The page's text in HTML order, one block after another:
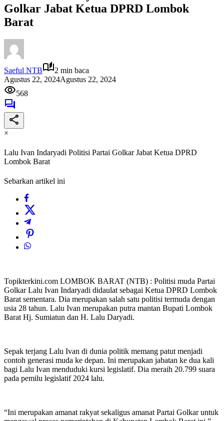
Golkar Jabat Ketua DPRD Lombok
Barat
Saeful NTB
2 min baca
Agustus 22, 2024Agustus 22, 2024
568
×
Lalu Ivan Indaryadi Politisi Partai Golkar Jabat Ketua DPRD
Lombok Barat
Sebarkan artikel ini
Topikterkini.com LOMBOK BARAT (NTB) : Politisi muda Partai
Golkar Lalu Ivan Indaryadi didaulat sebagai Ketua DPRD Lombok
Barat sementara. Dia merupakan salah satu politisi termuda dengan
usia 28 tahun. Lalu Ivan merupakan putra mantan Bupati Lombok
Barat Hj. Sumiatun dan H. Lalu Daryadi.
Sepak terjang Lalu Ivan di dunia politik memang patut menjadi
contoh generasi muda ke depan. Ini merupakan jabatan ke dua kali
bagi Lalu Ivan menduduki kursi legislatif. Dia meraih 20.799 suara
pada pemilu legislatif 2024 lalu.
“Ini merupakan amanat rakyat sekaligus amanat Partai Golkar untuk